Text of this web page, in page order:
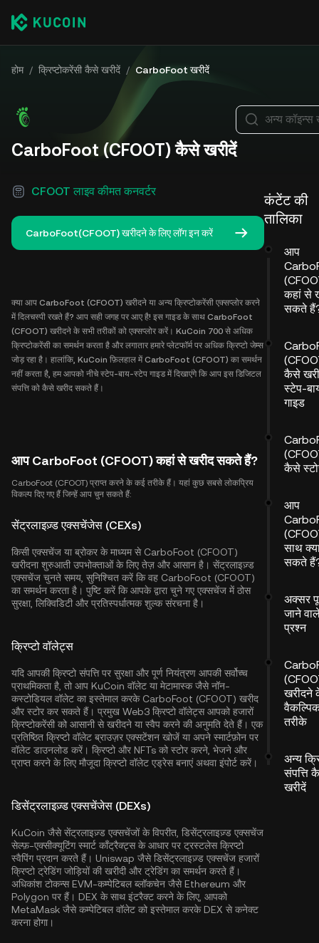
होम / क्रिप्टोकरेंसी कैसे खरीदें / CarboFoot खरीदें
CarboFoot (CFOOT) कैसे खरीदें
CFOOT लाइव कीमत कनवर्टर
CarboFoot(CFOOT) खरीदने के लिए लॉग इन करें
क्या आप CarboFoot (CFOOT) खरीदने या अन्य क्रिप्टोकरेंसी एक्सप्लोर करने
में दिलचस्पी रखते हैं? आप सही जगह पर आए है! इस गाइड के साथ CarboFoot
(CFOOT) खरीदने के सभी तरीकों को एक्सप्लोर करें। KuCoin 700 से अधिक
क्रिप्टोकरेंसी का समर्थन करता है और लगातार हमारे प्लेटफॉर्म पर अधिक क्रिप्टो जेम्स
जोड़ रहा है। हालांकि, KuCoin फ़िलहाल में CarboFoot (CFOOT) का समर्थन
नहीं करता है, हम आपको नीचे स्टेप-बाय-स्टेप गाइड में दिखाएंगे कि आप इस डिजिटल
संपत्ति को कैसे खरीद सकते हैं।
आप CarboFoot (CFOOT) कहां से खरीद सकते हैं?
CarboFoot (CFOOT) प्राप्त करने के कई तरीके हैं। यहां कुछ सबसे लोकप्रिय
विकल्प दिए गए हैं जिन्हें आप चुन सकते हैं:
सेंट्रलाइज़्ड एक्सचेंजेस (CEXs)
किसी एक्सचेंज या ब्रोकर के माध्यम से CarboFoot (CFOOT)
खरीदना शुरुआती उपभोक्ताओं के लिए तेज़ और आसान है। सेंट्रलाइज़्ड
एक्सचेंज चुनते समय, सुनिश्चित करें कि वह CarboFoot (CFOOT)
का समर्थन करता है। पुष्टि करें कि आपके द्वारा चुने गए एक्सचेंज में ठोस
सुरक्षा, लिक्विडिटी और प्रतिस्पर्धात्मक शुल्क संरचना है।
क्रिप्टो वॉलेट्स
यदि आपकी क्रिप्टो संपत्ति पर सुरक्षा और पूर्ण नियंत्रण आपकी सर्वोच्च
प्राथमिकता है, तो आप KuCoin वॉलेट या मेटामास्क जैसे नॉन-
कस्टोडियल वॉलेट का इस्तेमाल करके CarboFoot (CFOOT) खरीद
और स्टोर कर सकते हैं। प्रमुख Web3 क्रिप्टो वॉलेट्स आपको हजारों
क्रिप्टोकरेंसी को आसानी से खरीदने या स्वैप करने की अनुमति देते हैं। एक
प्रतिष्ठित क्रिप्टो वॉलेट ब्राउज़र एक्सटेंशन खोजें या अपने स्मार्टफ़ोन पर
वॉलेट डाउनलोड करें। क्रिप्टो और NFTs को स्टोर करने, भेजने और
प्राप्त करने के लिए मौजूदा क्रिप्टो वॉलेट एड्रेस बनाएं अथवा इंपोर्ट करें।
डिसेंट्रलाइज़्ड एक्सचेंजेस (DEXs)
KuCoin जैसे सेंट्रलाइज़्ड एक्सचेंजों के विपरीत, डिसेंट्रलाइज़्ड एक्सचेंज
सेल्फ़-एक्सीक्यूटिंग स्मार्ट कॉंट्रैक्ट्स के आधार पर ट्रस्टलेस क्रिप्टो
स्वैपिंग प्रदान करते हैं। Uniswap जैसे डिसेंट्रलाइज़्ड एक्सचेंज हजारों
क्रिप्टो ट्रेडिंग जोड़ियों की खरीदी और ट्रेडिंग का समर्थन करते हैं।
अधिकांश टोकन्स EVM-कम्पेटिबल ब्लॉकचेन जैसेEthereum और
Polygon पर हैं। DEX के साथ इंटरैक्ट करने के लिए, आपको
MetaMask जैसे कम्पेटिबल वॉलेट को इस्तेमाल करके DEX से कनेक्ट
करना होगा।
अन्य कॉइन्स
कंटेंट की
तालिका
आप
कहां से
सकते
कैसे
स्टेप-
गाइड
कैसे
आप
साथ
सकते
अक्सर
जाने
प्रश्न
खरीदने
तरीके
अन्य
संपत्ति
खरीदें